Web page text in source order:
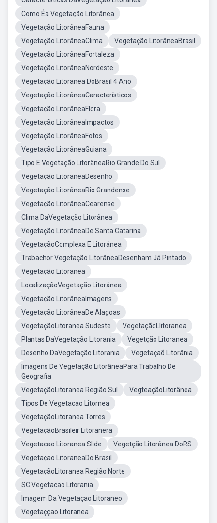
Como Éa Vegetação Litorânea
Vegetação LitorâneaFauna
Vegetação LitorâneaClima
Vegetação LitorâneaBrasil
Vegetação LitorâneaFortaleza
Vegetação LitorâneaNordeste
Vegetação Litorânea DoBrasil 4 Ano
Vegetação LitorâneaCaracterísticos
Vegetação LitorâneaFlora
Vegetação LitorâneaImpactos
Vegetação LitorâneaFotos
Vegetação LitorâneaGuiana
Tipo E Vegetação LitorâneaRio Grande Do Sul
Vegetação LitorâneaDesenho
Vegetação LitorâneaRio Grandense
Vegetação LitorâneaCearense
Clima DaVegetação Litorânea
Vegetação LitorâneaDe Santa Catarina
VegetaçãoComplexa E Litorânea
Trabachor Vegetação LitorâneaDesenham Já Pintado
Vegetação Litorânea
LocalizaçãoVegetação Litorânea
Vegetação LitorâneaImagens
Vegetação LitorâneaDe Alagoas
VegetaçãoLitoranea Sudeste
VegetaçãoLlitoranea
Plantas DaVegetação Litorania
Vegetção Litoranea
Desenho DaVegetação Litorania
Vegetaçaõ Litorânia
Imagens De Vegetação LitorâneaPara Trabalho De
Geografia
VegetaçãoLitoranea Região Sul
VegteaçãoLitorânea
Tipos De Vegetacao Litornea
VegetaçãoLitoranea Torres
VegetaçãoBrasileir Litoranera
Vegetacao Litoranea Slide
Vegetção Litorânea DoRS
Vegetaçao LitoraneaDo Brasil
VegetaçãoLitoranea Região Norte
SC Vegetacao Litorania
Imagem Da Vegetaçao Litoraneo
Vegetaççao Litoranea